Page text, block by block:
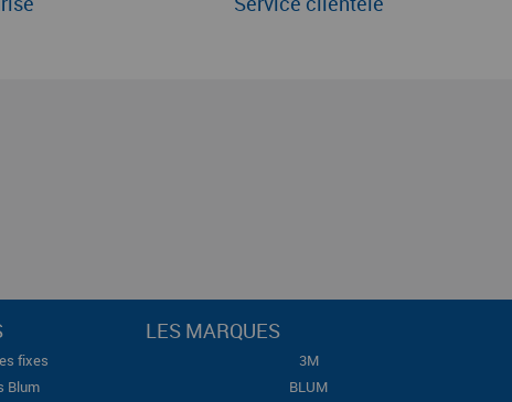
fixes
Blum
LES MARQUES
3M
BLUM